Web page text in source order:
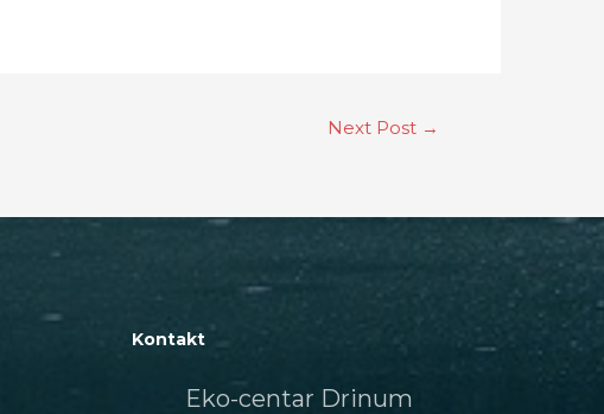
Next Post →
Kontakt
Eko-centar Drinum